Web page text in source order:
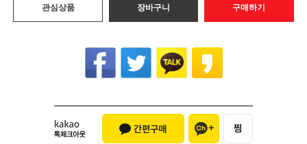
관심상품 장바구니 구매하기